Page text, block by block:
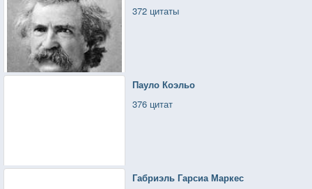
372 цитаты
Пауло Коэльо
376 цитат
Габриэль Гарсиа Маркес